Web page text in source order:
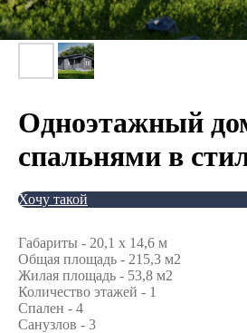
Одноэтажный
спальнями в
Хочу такой
Габариты - 20,1 x 14,6 м
Общая площадь - 215,3 м2
Жилая площадь - 53,8 м2
Количество этажей - 1
Спален - 4
Санузлов - 3